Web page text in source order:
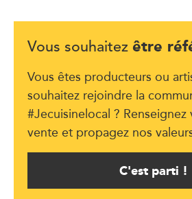
Vous souhaitez être
Vous êtes producteurs ou
souhaitez rejoindre la
#Jecuisinelocal ?
vente et propagez nos
C'est parti !